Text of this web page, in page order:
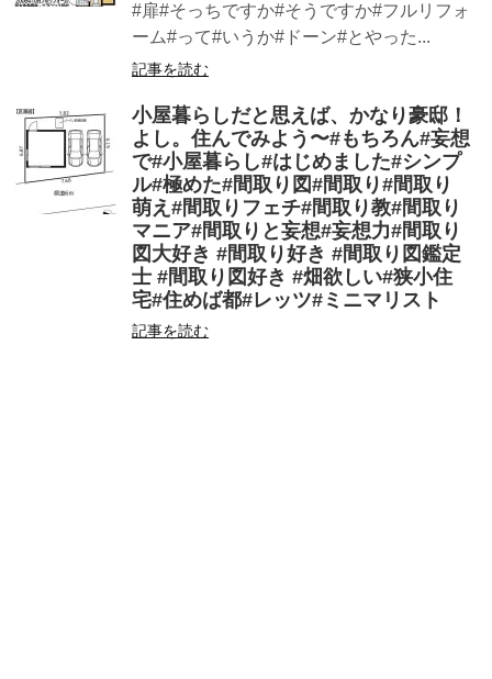
#扉#そっちですか#そうですか#フルリフォ
ーム#って#いうか#ドーン#とやった...
記事を読む
小屋暮らしだと思えば、かなり豪邸！
よし。住んでみよう〜#もちろん#妄想
で#小屋暮らし#はじめました#シンプ
ル#極めた#間取り図#間取り#間取り
萌え#間取りフェチ#間取り教#間取り
マニア#間取りと妄想#妄想力#間取り
図大好き #間取り好き #間取り図鑑定
士 #間取り図好き #畑欲しい#狭小住
宅#住めば都#レッツ#ミニマリスト
記事を読む